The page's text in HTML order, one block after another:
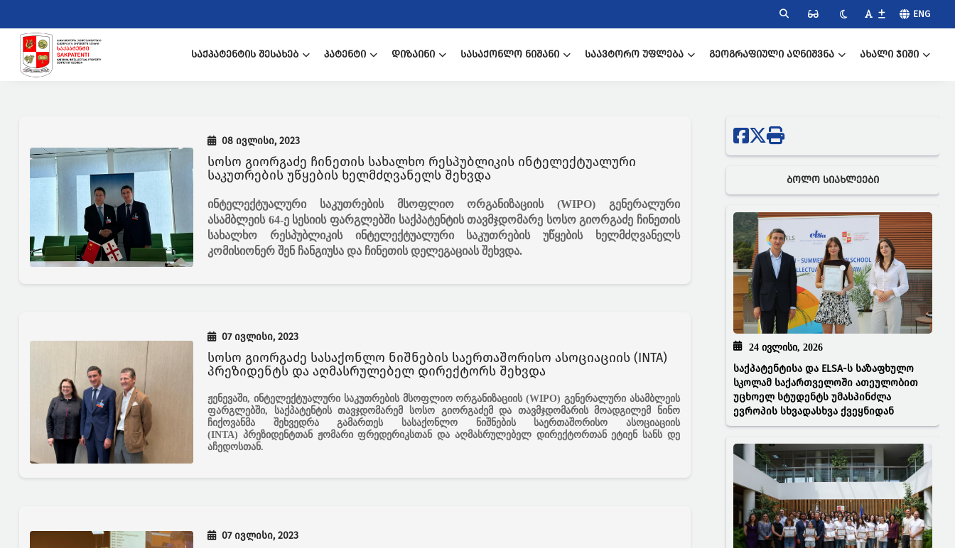
ENG
ᲡᲐᲥᲞᲐᲢᲔᲜᲢᲘᲡ ᲨᲔᲡᲐᲮᲔᲑ ᲞᲐᲢᲔᲜᲢᲘ ᲓᲘᲖᲐᲘᲜᲘ ᲡᲐᲡᲐᲥᲝᲜᲚᲝ ᲜᲘᲨᲐᲜᲘ ᲡᲐᲐᲕᲢᲝᲠᲝ ᲣᲤᲚᲔᲑᲐ ᲒᲔᲝᲒᲠᲐᲤᲘᲣᲚᲘ ᲐᲦᲜᲘᲨᲕᲜᲐ ᲐᲮᲐᲚᲘ ᲯᲘᲨᲘ
08 ივლისი, 2023
სოსო გიორგაძე ჩინეთის სახალხო რესპუბლიკის ინტელექტუალური
საკუთრების უწყების ხელმძღვანელს შეხვდა
ინტელექტუალური საკუთრების მსოფლიო ორგანიზაციის (WIPO) გენერალური
ასამბლეის 64-ე სესიის ფარგლებში საქპატენტის თავმჯდომარე სოსო გიორგაძე ჩინეთის
სახალხო რესპუბლიკის ინტელექტუალური საკუთრების უწყების ხელმძღვანელს
კომისიონერ შენ ჩანგიუსა და ჩინეთის დელეგაციას შეხვდა.
07 ივლისი, 2023
სოსო გიორგაძე სასაქონლო ნიშნების საერთაშორისო ასოციაციის (INTA)
პრეზიდენტს და აღმასრულებელ დირექტორს შეხვდა
ჟენევაში, ინტელექტუალური საკუთრების მსოფლიო ორგანიზაციის (WIPO) გენერალური ასამბლეის
ფარგლებში, საქპატენტის თავჯდომარემ სოსო გიორგაძემ და თავმჯდომარის მოადგილემ ნინო
ჩიქოვანმა შეხვედრა გამართეს სასაქონლო ნიშნების საერთაშორისო ასოციაციის
(INTA) პრეზიდენტთან ჟომარი ფრედერიკსთან და აღმასრულებელ დირექტორთან ეტიენ სანს დე
აჩედოსთან.
07 ივლისი, 2023
ᲑᲝᲚᲝ ᲡᲘᲐᲮᲚᲔᲔᲑᲘ
24 ᲘᲕᲚᲘᲡᲘ, 2026
საქპატენტისა და ELSA-ს საზაფხულო
სკოლამ საქართველოში ათეულობით
უცხოელ სტუდენტს უმასპინძლა
ევროპის სხვადასხვა ქვეყნიდან